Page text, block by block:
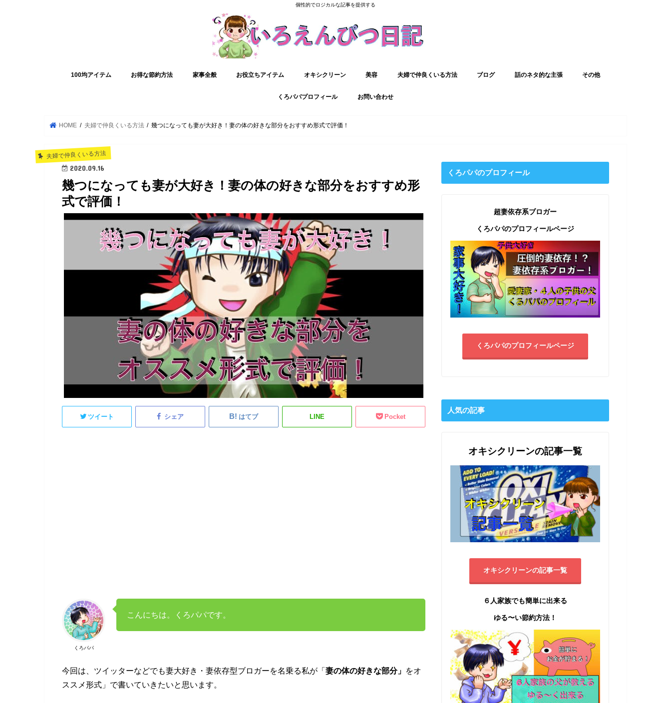
個性的でロジカルな記事を提供する
100均アイテム お得な節約方法 家事全般 お役立ちアイテム オキシクリーン 美容 夫婦で仲良くいる方法 ブログ 話のネタ的な主張 その他
くろパパプロフィール お問い合わせ
HOME 夫婦で仲良くいる方法 幾つになっても妻が大好き！妻の体の好きな部分をおすすめ形式で評価！
夫婦で仲良くいる方法
2020.09.16
幾つになっても妻が大好き！妻の体の好きな部分をおすすめ形
式で評価！
ツイート シェア はてブ LINE Pocket
くろパパ
こんにちは。くろパパです。
今回は、ツイッターなどでも妻大好き・妻依存型ブロガーを名乗る私が「 妻の体の好きな部分」 をオ
ススメ形式」で書いていきたいと思います。
くろパパのプロフィール
超妻依存系ブロガー
くろパパのプロフィールページ
くろパパのプロフィールページ
人気の記事
オキシクリーンの記事一覧
オキシクリーンの記事一覧
６人家族でも簡単に出来る
ゆる〜い節約方法！